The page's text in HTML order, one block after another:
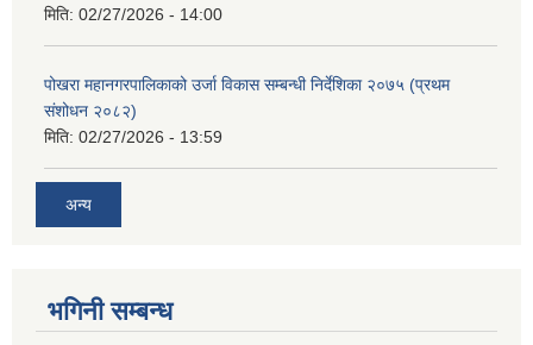
मिति: 02/27/2026 - 14:00
पोखरा महानगरपालिकाको उर्जा विकास सम्बन्धी निर्देशिका २०७५ (प्रथम
संशोधन २०८२)
मिति: 02/27/2026 - 13:59
अन्य
भगिनी सम्बन्ध